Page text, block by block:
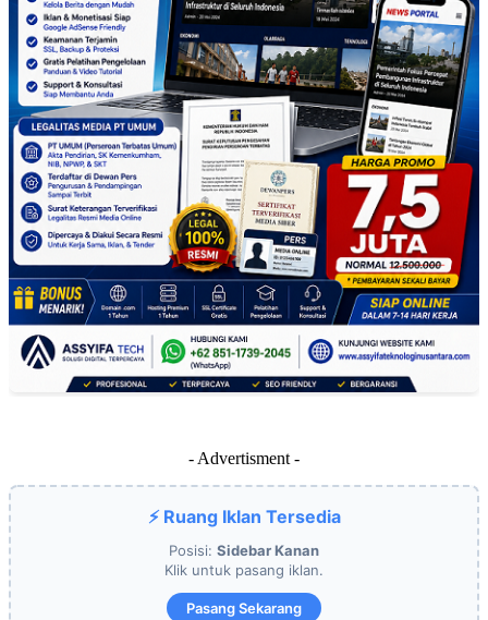
- Advertisment -
⚡ Ruang Iklan Tersedia
Posisi: Sidebar Kanan
Klik untuk pasang iklan.
Pasang Sekarang